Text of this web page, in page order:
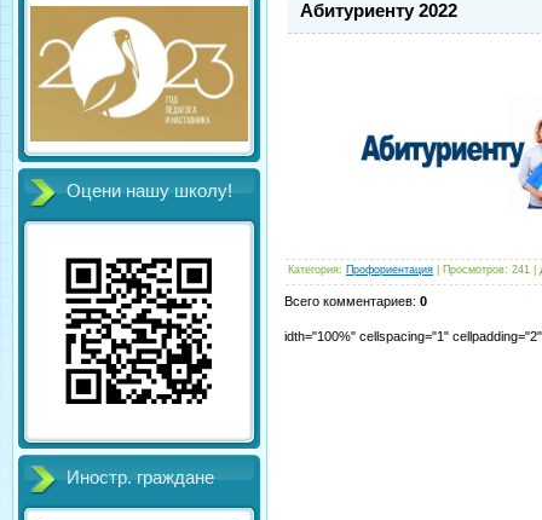
Оцени нашу школу!
Иностр. граждане
Абитуриенту 2022
Категория: Профориентация Просмотров: 241
Всего комментариев: 0
idth="100%" cellspacing="1"